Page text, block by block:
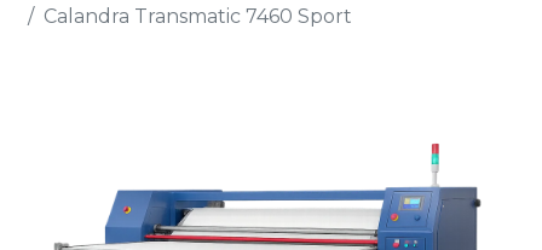
Calandra Transmatic 7460 Sport